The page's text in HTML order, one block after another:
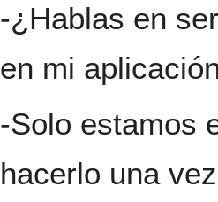
-¿Hablas en
en mi
-Solo estamos
hacerlo una